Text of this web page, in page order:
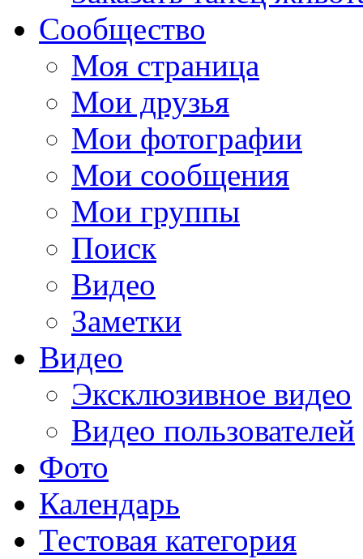
Сообщество
Моя страница
Мои друзья
Мои фотографии
Мои сообщения
Мои группы
Поиск
Видео
Заметки
Видео
Эксклюзивное видео
Видео пользователей
Фото
Календарь
Тестовая категория